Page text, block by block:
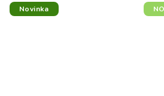
Novinka